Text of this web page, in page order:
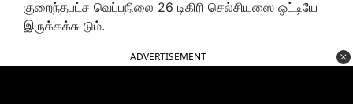
குறைந்தபட்ச வெப்பநிலை 26 டிகிரி செல்சியஸை ஒட்டியே
இருக்கக்கூடும்.
ADVERTISEMENT